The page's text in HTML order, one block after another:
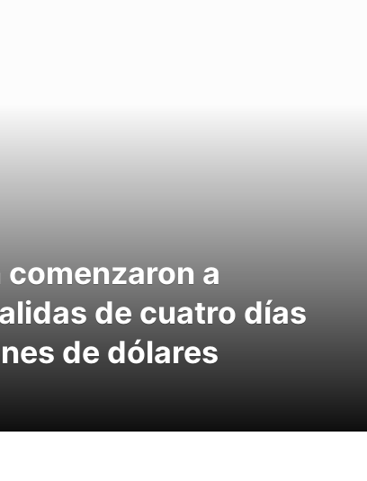
comenzaron a
de cuatro días
de dólares